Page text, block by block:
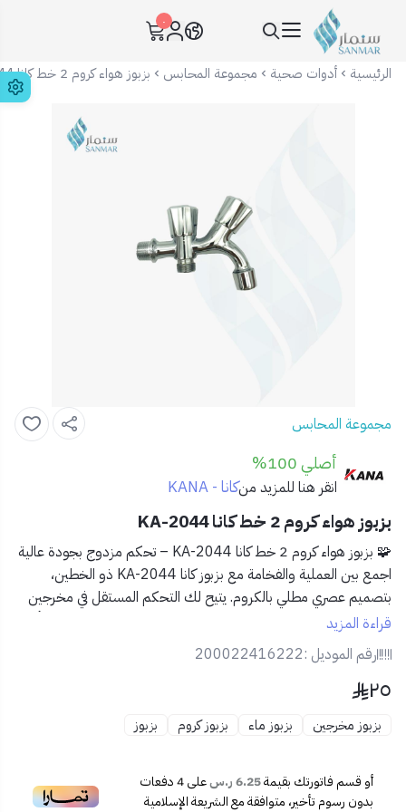
سنمار Sanmar
٠
الرئيسية أدوات صحية مجموعة المحابس بزبوز هواء كروم 2 خط كانا KA-2044
مجموعة المحابس
أصلي 100%
انقر هنا للمزيد منكانا - KANA
بزبوز هواء كروم 2 خط كانا KA-2044
🧩 بزبوز هواء كروم 2 خط كانا KA-2044 – تحكم مزدوج بجودة عالية
اجمع بين العملية والفخامة مع بزبوز كانا KA-2044
ذو الخطين،
بتصميم عصري مطلي بالكروم. يتيح لك التحكم المستقل في مخرجين
للماء في نفس الوقت، لتلبية مختلف احتياجاتك سواء داخل المنزل أو في
الأماكن الخارجية.
✅ المميزات:🌀
🧱تصنيع عالي الجودةمن النحاس المطلي بالكروم لمتانة
💧تحكم دقيق في كل خطباستخدام مفاتيح منفصلة.
🛠️مقاس 1/2 بوصة قياسي
– سهل التثبيت على معظم نقاط
قراءة المزيد
رقم الموديل :200022416222
٢٥
بزبوز مخرجين بزبوز ماء بزبوز كروم بزبوز
أو قسم فاتورتك بقيمة6.25 ر.س على4دفعات
بدون رسوم تأخير، متوافقة مع الشريعة الإسلامية